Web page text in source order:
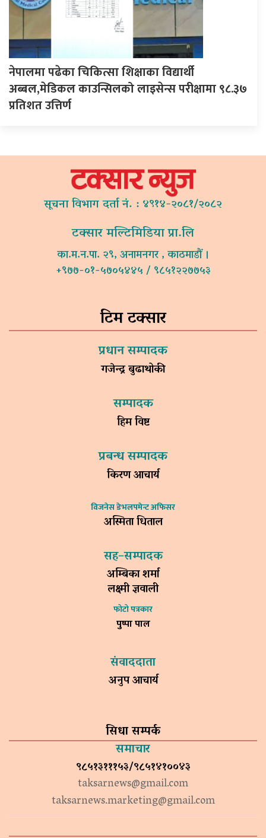
नेपालमा पढेका चिकित्सा शिक्षाका विद्यार्थी
अब्बल,मेडिकल काउन्सिलको लाइसेन्स परीक्षामा ९८.३७
प्रतिशत उत्तिर्ण
सूचना विभाग दर्ता नं. : ४९१४-२०८१/२०८२
टक्सार मल्टिमिडिया प्रा.लि
का.म.न.पा. २९, अनामनगर , काठमाडौं ।
+९७७-०१-५७०५४४५ / ९८५१२२७७५३
टिम टक्सार
प्रधान सम्पादक
गजेन्द्र बुढाथोकी
सम्पादक
हिम विष्ट
प्रबन्ध सम्पादक
किरण आचार्य
विजनेस डेभलपमेन्ट अफिसर
अस्मिता धिताल
सह–सम्पादक
अम्बिका शर्मा
लक्ष्मी ज्ञवाली
फोटो पत्रकार
पुष्पा पाल
संवाददाता
अनुप आचार्य
सिधा सम्पर्क
समाचार
९८५१३१११५३/९८५१४१००४३
taksarnews@gmail.com
taksarnews.marketing@gmail.com